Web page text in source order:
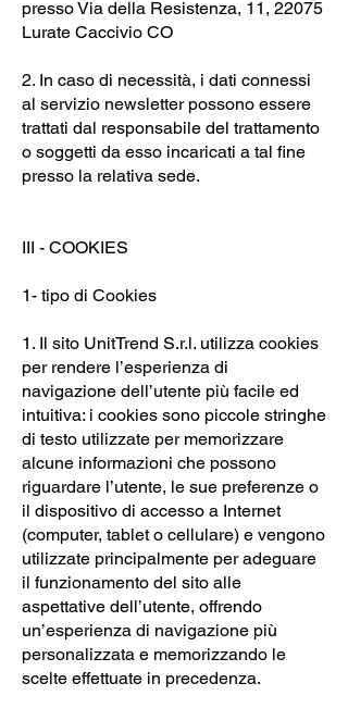
presso Via della Resistenza, 11, 22075
Lurate Caccivio CO
2. In caso di necessità, i dati connessi
al servizio newsletter possono essere
trattati dal responsabile del trattamento
o soggetti da esso incaricati a tal fine
presso la relativa sede.
III - COOKIES
1- tipo di Cookies
1. Il sito UnitTrend S.r.l. utilizza cookies
per rendere l’esperienza di
navigazione dell’utente più facile ed
intuitiva: i cookies sono piccole stringhe
di testo utilizzate per memorizzare
alcune informazioni che possono
riguardare l’utente, le sue preferenze o
il dispositivo di accesso a Internet
(computer, tablet o cellulare) e vengono
utilizzate principalmente per adeguare
il funzionamento del sito alle
aspettative dell’utente, offrendo
un’esperienza di navigazione più
personalizzata e memorizzando le
scelte effettuate in precedenza.